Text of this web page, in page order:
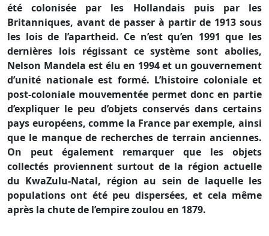
été colonisée par les Hollandais puis par les
Britanniques, avant de passer à partir de 1913 sous
les lois de l’apartheid. Ce n’est qu’en 1991 que les
dernières lois régissant ce système sont abolies,
Nelson Mandela est élu en 1994 et un gouvernement
d’unité nationale est formé. L’histoire coloniale et
post-coloniale mouvementée permet donc en partie
d’expliquer le peu d’objets conservés dans certains
pays européens, comme la France par exemple, ainsi
que le manque de recherches de terrain anciennes.
On peut également remarquer que les objets
collectés proviennent surtout de la région actuelle
du KwaZulu-Natal, région au sein de laquelle les
populations ont été peu dispersées, et cela même
après la chute de l’empire zoulou en 1879.